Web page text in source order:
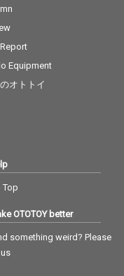
Equipment
オトトイ
Top
OTOTOY better
something weird? Please